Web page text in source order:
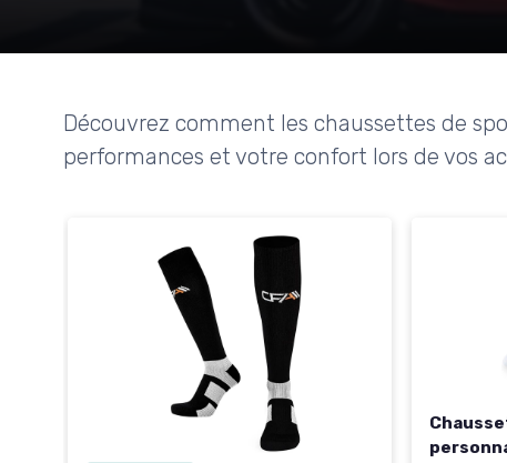
Découvrez comment les chaussettes de
performances et votre confort lors de vos